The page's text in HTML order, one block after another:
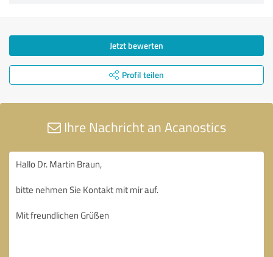
Jetzt bewerten
Profil teilen
Ihre Nachricht an Acanostics